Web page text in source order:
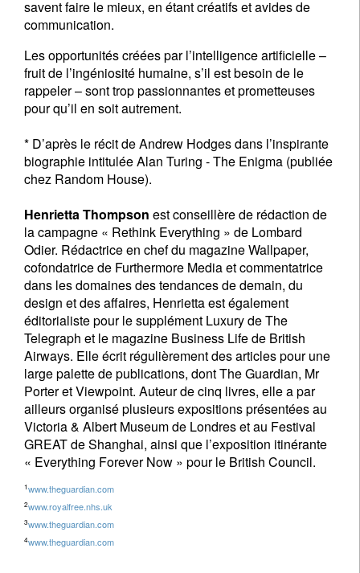
savent faire le mieux, en étant créatifs et avides de
communication.
Les opportunités créées par l’intelligence artificielle –
fruit de l’ingéniosité humaine, s’il est besoin de le
rappeler – sont trop passionnantes et prometteuses
pour qu’il en soit autrement.
* D’après le récit de Andrew Hodges dans l’inspirante
biographie intitulée Alan Turing - The Enigma (publiée
chez Random House).
Henrietta Thompson est conseillère de rédaction de
la campagne « Rethink Everything » de Lombard
Odier. Rédactrice en chef du magazine Wallpaper,
cofondatrice de Furthermore Media et commentatrice
dans les domaines des tendances de demain, du
design et des affaires, Henrietta est également
éditorialiste pour le supplément Luxury de The
Telegraph et le magazine Business Life de British
Airways. Elle écrit régulièrement des articles pour une
large palette de publications, dont The Guardian, Mr
Porter et Viewpoint. Auteur de cinq livres, elle a par
ailleurs organisé plusieurs expositions présentées au
Victoria & Albert Museum de Londres et au Festival
GREAT de Shanghai, ainsi que l’exposition itinérante
« Everything Forever Now » pour le British Council.
1www.theguardian.com
2www.royalfree.nhs.uk
3www.theguardian.com
4www.theguardian.com